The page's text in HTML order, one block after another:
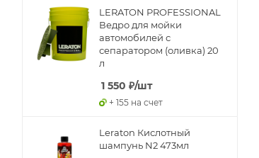
LERATON PROFESSIONAL
Ведро для мойки
автомобилей с
сепаратором (оливка) 20
л
1 550 ₽/шт
+ 155 на счет
Leraton Кислотный
шампунь N2 473мл